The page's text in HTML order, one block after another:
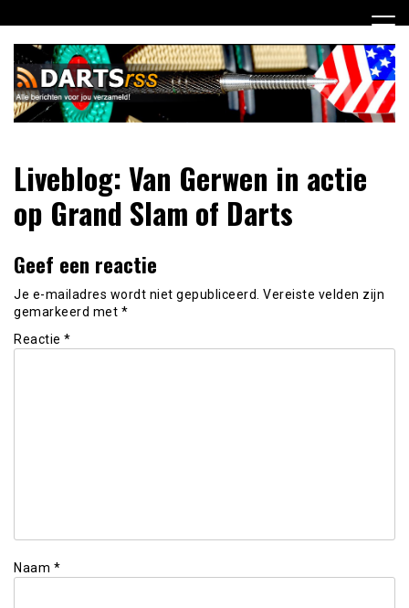
naar
inhoud
DartsRSS
verzameld!
Liveblog: Van Gerwen in actie
op Grand Slam of Darts
Geef een reactie
Je e-mailadres wordt niet gepubliceerd. Vereiste velden zijn
gemarkeerd met *
Reactie *
Naam *